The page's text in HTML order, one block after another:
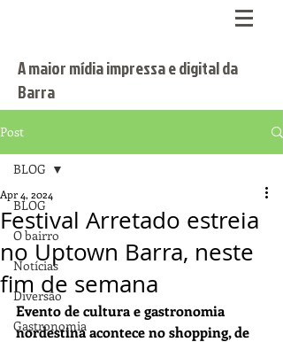
A maior mídia impressa e digital da
Barra
Post
BLOG
O bairro
Notícias
Diversão
Gastronomia
BLOG
Festival Arretado estreia
no Uptown Barra, neste
fim de semana
Apr 4, 2024
Evento de cultura e gastronomia
nordestina acontece no shopping, de